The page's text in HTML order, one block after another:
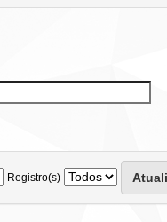
Registro(s)